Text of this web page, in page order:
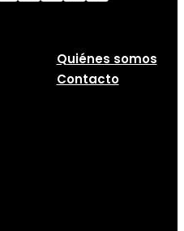
Quiénes somos
Contacto